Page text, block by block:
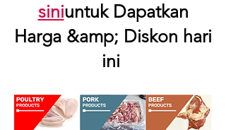
siniuntuk Dapatkan
Harga &amp; Diskon hari
ini